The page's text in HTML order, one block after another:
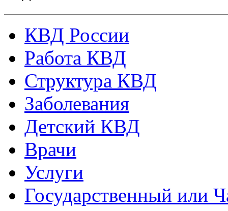
КВД России
Работа КВД
Структура КВД
Заболевания
Детский КВД
Врачи
Услуги
Государственный или